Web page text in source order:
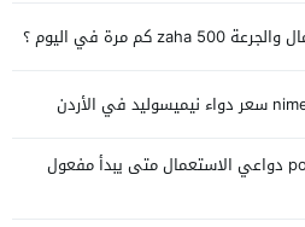
سعر بوليجيناكس polygynax دواعي الاستعمال متى يبدأ مفعول